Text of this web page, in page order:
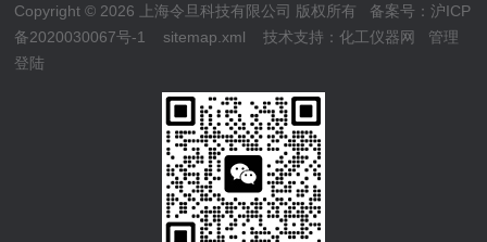
Copyright © 2026 上海令旦科技有限公司 版权所有 备案号：沪ICP
备2020030067号-1
sitemap.xml 技术支持：化工仪器网
管理
登陆